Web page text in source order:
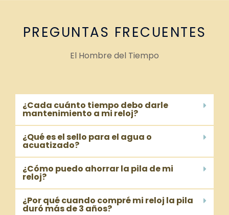
PREGUNTAS FRECUENTES
El Hombre del Tiempo
¿Cada cuánto tiempo debo darle
mantenimiento a mi reloj?
¿Qué es el sello para el agua o
acuatizado?
¿Cómo puedo ahorrar la pila de mi
reloj?
¿Por qué cuando compré mi reloj la pila
duró más de 3 años?